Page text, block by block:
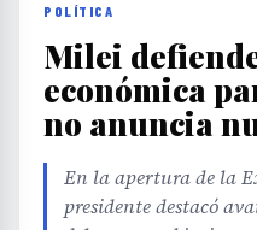
POLÍTICA
Milei
económica
no anuncia
En la apertura de la
presidente destacó